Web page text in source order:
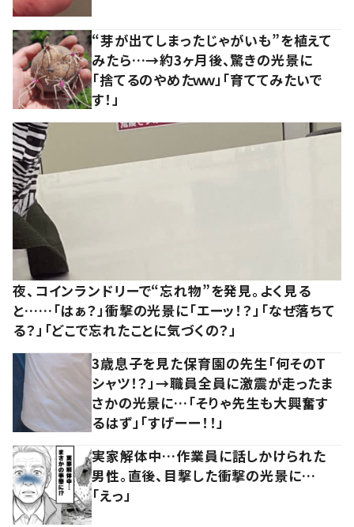
“芽が出てしまったじゃがいも”を植えて
みたら…→約3ヶ月後、驚きの光景に
「捨てるのやめたｗｗ」「育ててみたいで
す！」
夜、コインランドリーで“忘れ物”を発見。よく見る
と……「はぁ？」衝撃の光景に「エーッ！？」「なぜ落ちて
る？」「どこで忘れたことに気づくの？」
3歳息子を見た保育園の先生「何そのT
シャツ！？」→職員全員に激震が走ったま
さかの光景に…「そりゃ先生も大興奮す
るはず」「すげーー！！」
実家解体中…作業員に話しかけられた
男性。直後、目撃した衝撃の光景に…
「えっ」